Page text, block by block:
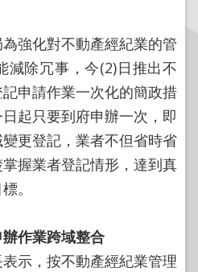
強化對不動產經紀業的管
減除冗事，今(2)日推出不
申請作業一次化的簡政措
起只要到府申辦一次，即
更登記，業者不但省時省
握業者登記情形，達到真
。
作業跨域整合
示，按不動產經紀業管理